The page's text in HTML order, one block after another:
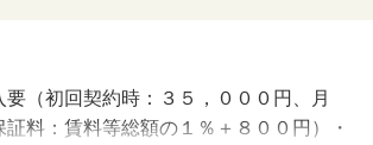
（初回契約時：３５，０００円、月
料：賃料等総額の１％＋８００円）・